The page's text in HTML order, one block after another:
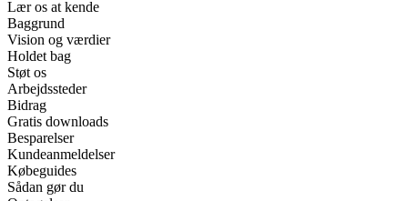
Lær os at kende
Baggrund
Vision og værdier
Holdet bag
Støt os
Arbejdssteder
Bidrag
Gratis downloads
Besparelser
Kundeanmeldelser
Købeguides
Sådan gør du